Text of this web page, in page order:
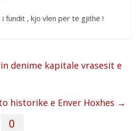
fundit , kjo vlen për të gjithë !
denime kapitale vrasesit e
historike e Enver Hoxhes →
0